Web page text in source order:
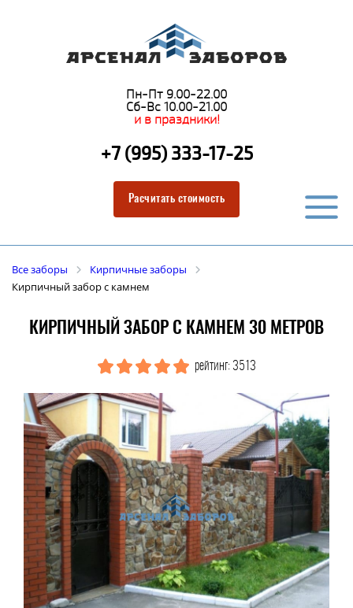
Пн-Пт 9.00-22.00
Сб-Вс 10.00-21.00
и в праздники!
+7 (995) 333-17-25
Расчитать стоимость
Все заборы
Кирпичные заборы
Кирпичный забор с камнем
КИРПИЧНЫЙ ЗАБОР С КАМНЕМ 30 МЕТРОВ
рейтинг: 3513